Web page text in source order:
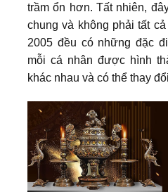
trầm ổn hơn. Tất nhiên,
chung và không phải tất
2005 đều có những đặc
mỗi cá nhân được hình
khác nhau và có thể thay